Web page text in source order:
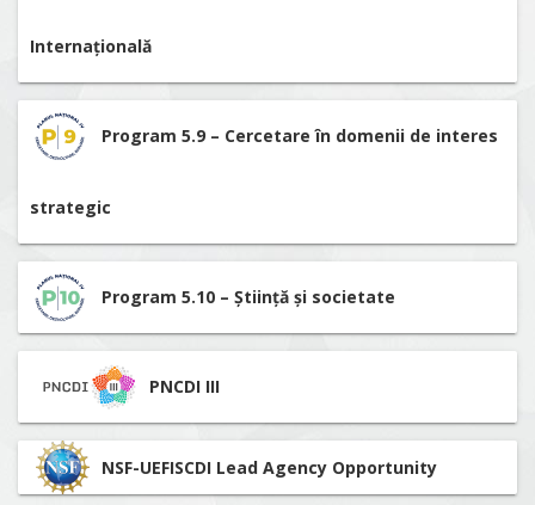
Internațională
Program 5.9 – Cercetare în domenii de interes
strategic
Program 5.10 – Știință și societate
PNCDI III
NSF-UEFISCDI Lead Agency Opportunity